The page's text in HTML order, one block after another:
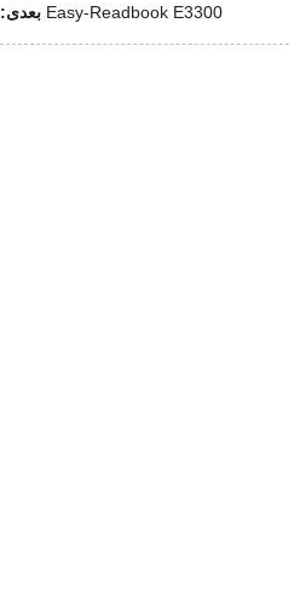
بعدی:قلم آموزش زبان انگلیسی کودک Easy-Readbook E3300